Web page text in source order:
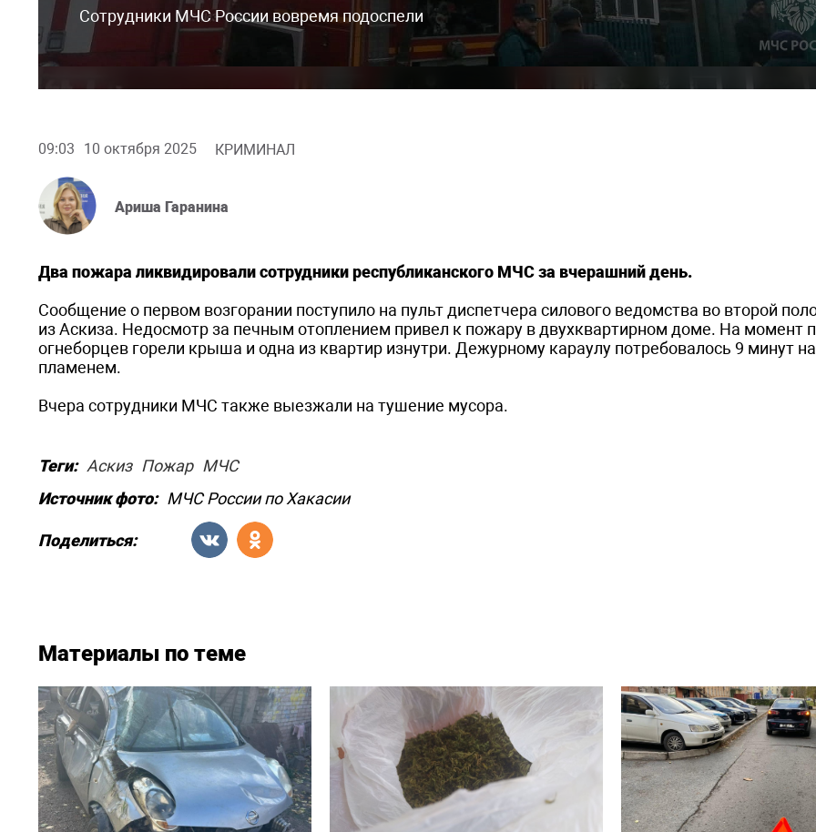
Сотрудники МЧС России вовремя подоспели
09:03 10 октября 2025 КРИМИНАЛ
Ариша Гаранина
Два пожара ликвидировали сотрудники республиканского МЧС за вчерашний день.
Сообщение о первом возгорании поступило на пульт диспетчера силового ведомства во второй
из Аскиза. Недосмотр за печным отоплением привел к пожару в двухквартирном доме. На момент
огнеборцев горели крыша и одна из квартир изнутри. Дежурному караулу потребовалось 9 минут
пламенем.
Вчера сотрудники МЧС также выезжали на тушение мусора.
Теги: Аскиз Пожар МЧС
Источник фото: МЧС России по Хакасии
Поделиться:
Материалы по теме